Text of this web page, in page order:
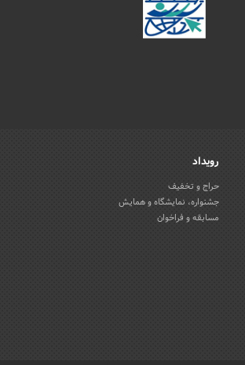
رویداد
حراج و تخفیف
جشنواره، نمایشگاه و همایش
مسابقه و فراخوان